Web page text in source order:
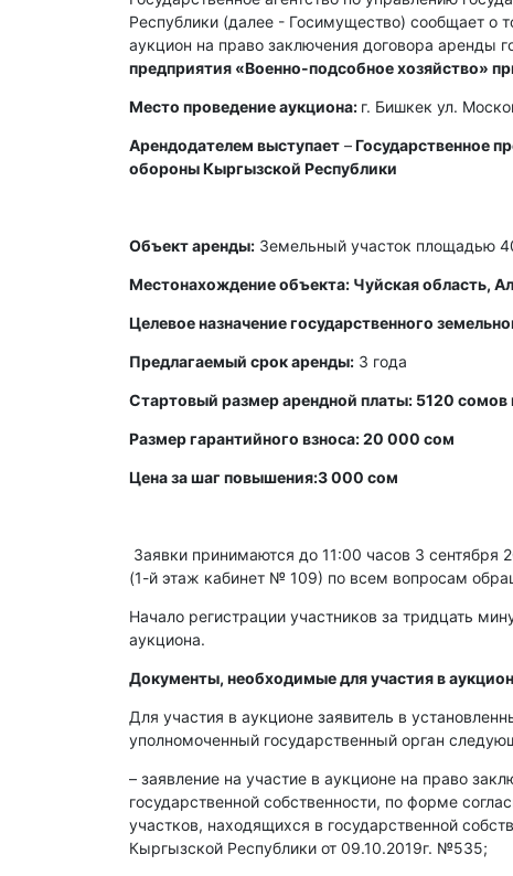
Республики (далее - Госимущество) сообщает о
аукцион на право заключения договора аренды
предприятия «Военно-подсобное хозяйство»
Место проведение аукциона: г. Бишкек ул.
Арендодателем выступает –Государственное
обороны Кыргызской Республики
Объект аренды: Земельный участок площадью
Местонахождение объекта: Чуйская область,
Целевое назначение государственного
Предлагаемый срок аренды: 3 года
Стартовый размер арендной платы: 5120 сомов
Размер гарантийного взноса: 20 000 сом
Цена за шаг повышения:3 000 сом
Заявки принимаются до 11:00 часов 3 сентября
(1-й этаж кабинет № 109) по всем вопросам
Начало регистрации участников за тридцать
аукциона.
Документы, необходимые для участия в
Для участия в аукционе заявитель в
уполномоченный государственный орган
– заявление на участие в аукционе на право
государственной собственности, по форме
участков, находящихся в государственной
Кыргызской Республики от 09.10.2019г. №535;